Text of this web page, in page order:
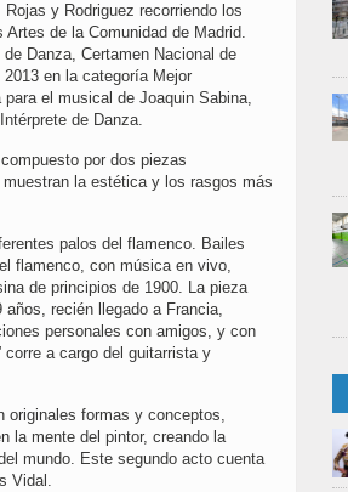
y Rodriguez recorriendo los
de la Comunidad de Madrid.
Danza, Certamen Nacional de
en la categoría Mejor
el musical de Joaquin Sabina,
de Danza.
por dos piezas
la estética y los rasgos más
palos del flamenco. Bailes
flamenco, con música en vivo,
de principios de 1900. La pieza
recién llegado a Francia,
personales con amigos, y con
a cargo del guitarrista y
originales formas y conceptos,
la mente del pintor, creando la
mundo. Este segundo acto cuenta
Vidal.